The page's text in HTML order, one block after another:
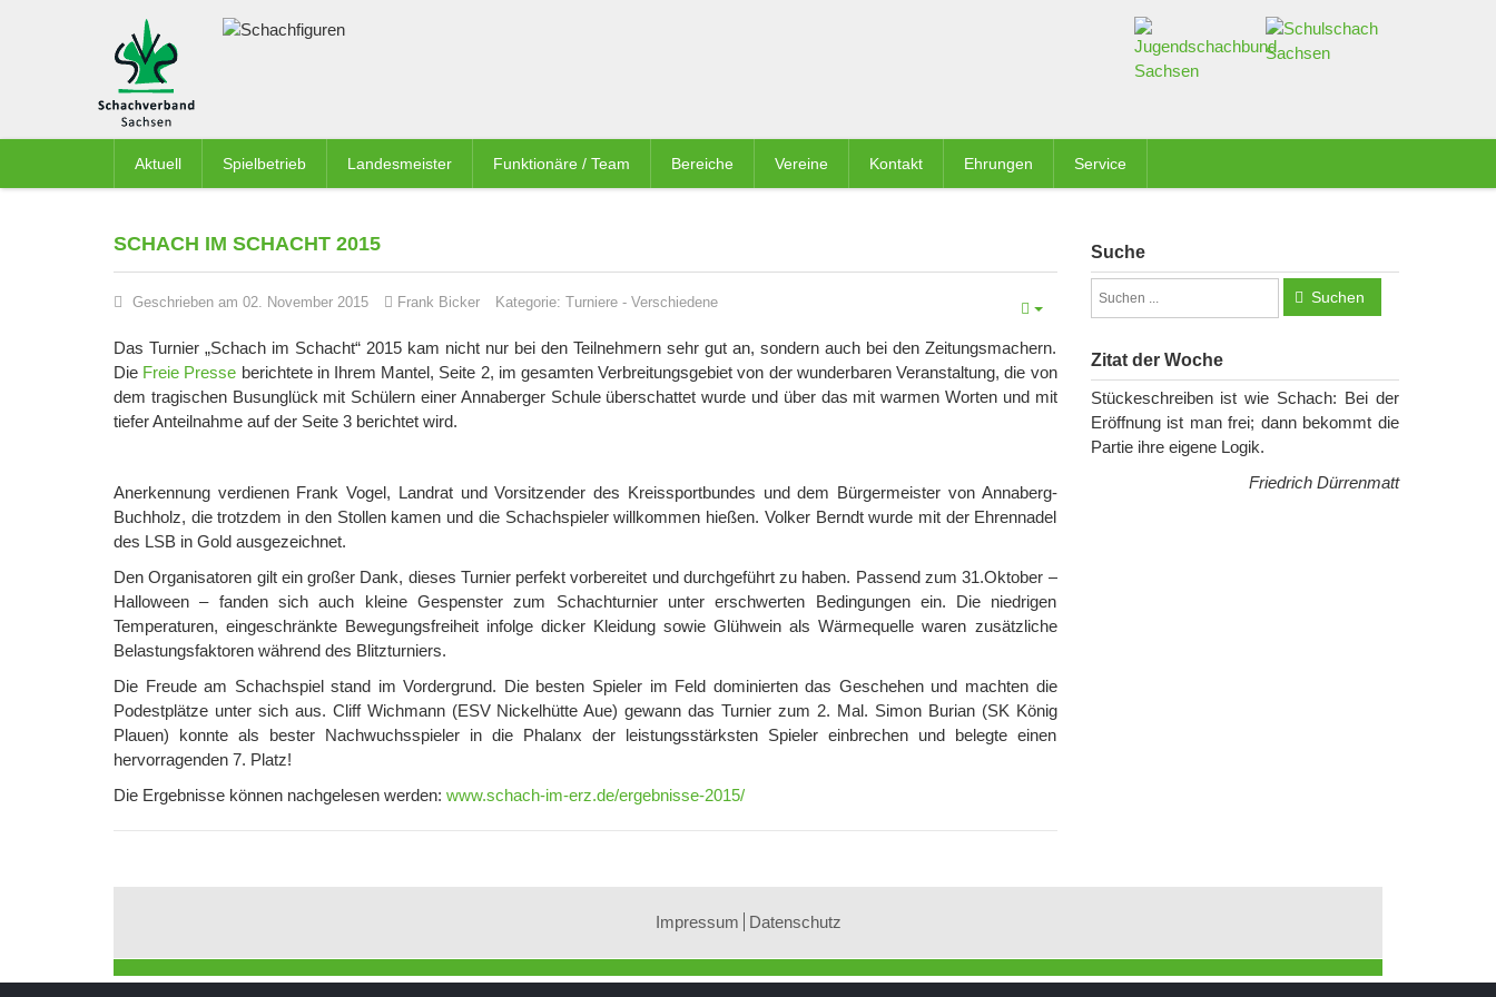
Aktuell Spielbetrieb Landesmeister Funktionäre / Team Bereiche Vereine Kontakt Ehrungen Service
SCHACH IM SCHACHT 2015
Geschrieben am 02. November 2015 Frank Bicker Kategorie: Turniere - Verschiedene
Das Turnier „Schach im Schacht“ 2015 kam nicht nur bei den Teilnehmern sehr gut an, sondern auch bei den Zeitungsmachern.
Die Freie Presse berichtete in Ihrem Mantel, Seite 2, im gesamten Verbreitungsgebiet von der wunderbaren Veranstaltung, die von
dem tragischen Busunglück mit Schülern einer Annaberger Schule überschattet wurde und über das mit warmen Worten und mit
tiefer Anteilnahme auf der Seite 3 berichtet wird.
Anerkennung verdienen Frank Vogel, Landrat und Vorsitzender des Kreissportbundes und dem Bürgermeister von Annaberg-
Buchholz, die trotzdem in den Stollen kamen und die Schachspieler willkommen hießen. Volker Berndt wurde mit der Ehrennadel
des LSB in Gold ausgezeichnet.
Den Organisatoren gilt ein großer Dank, dieses Turnier perfekt vorbereitet und durchgeführt zu haben. Passend zum 31.Oktober –
Halloween – fanden sich auch kleine Gespenster zum Schachturnier unter erschwerten Bedingungen ein. Die niedrigen
Temperaturen, eingeschränkte Bewegungsfreiheit infolge dicker Kleidung sowie Glühwein als Wärmequelle waren zusätzliche
Belastungsfaktoren während des Blitzturniers.
Die Freude am Schachspiel stand im Vordergrund. Die besten Spieler im Feld dominierten das Geschehen und machten die
Podestplätze unter sich aus. Cliff Wichmann (ESV Nickelhütte Aue) gewann das Turnier zum 2. Mal. Simon Burian (SK König
Plauen) konnte als bester Nachwuchsspieler in die Phalanx der leistungsstärksten Spieler einbrechen und belegte einen
hervorragenden 7. Platz!
Die Ergebnisse können nachgelesen werden: www.schach-im-erz.de/ergebnisse-2015/
Suche
Suchen
Zitat der Woche
Stückeschreiben ist wie Schach: Bei der
Eröffnung ist man frei; dann bekommt die
Partie ihre eigene Logik.
Friedrich Dürrenmatt
Impressum Datenschutz